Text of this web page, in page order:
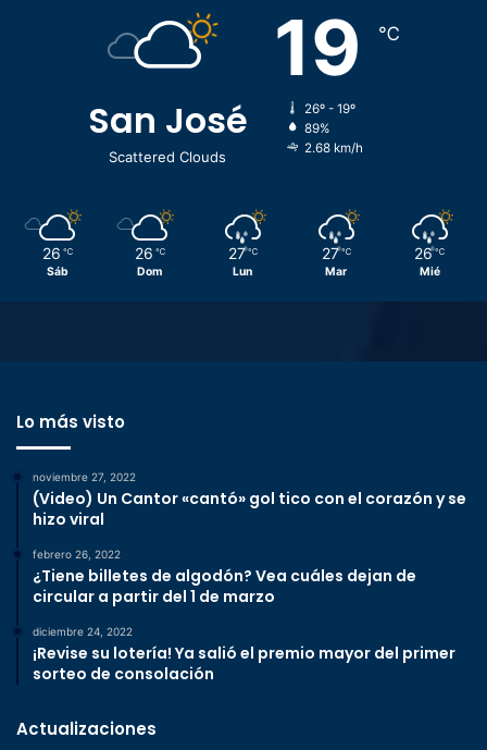
San José
Scattered Clouds
19 ℃
26º - 19º
89%
2.68 km/h
26 ℃
Sáb
26 ℃
Dom
27 ℃
Lun
27 ℃
Mar
26 ℃
Mié
Lo más visto
noviembre 27, 2022
(Video) Un Cantor «cantó» gol tico con el corazón y se
hizo viral
febrero 26, 2022
¿Tiene billetes de algodón? Vea cuáles dejan de
circular a partir del 1 de marzo
diciembre 24, 2022
¡Revise su lotería! Ya salió el premio mayor del primer
sorteo de consolación
Actualizaciones